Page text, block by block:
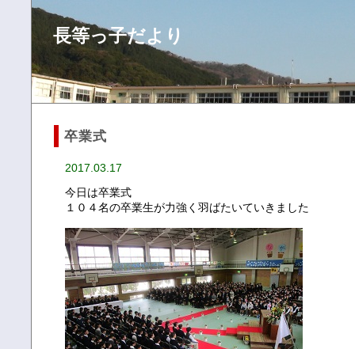
長等っ子だより
卒業式
2017.03.17
今日は卒業式
１０４名の卒業生が力強く羽ばたいていきました